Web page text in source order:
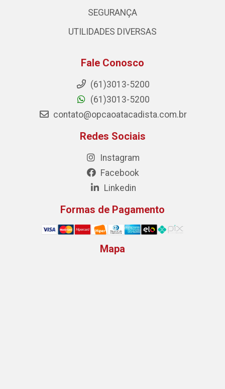
SEGURANÇA
UTILIDADES DIVERSAS
Fale Conosco
(61)3013-5200
(61)3013-5200
contato@opcaoatacadista.com.br
Redes Sociais
Instagram
Facebook
Linkedin
Formas de Pagamento
Mapa